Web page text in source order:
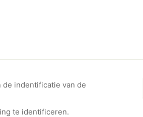
indentificatie van de
te identificeren.